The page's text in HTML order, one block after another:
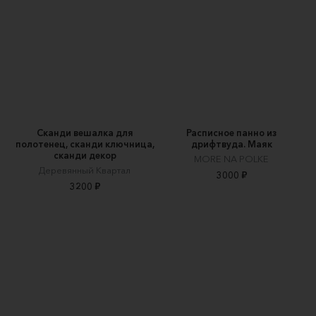
Сканди вешалка для
полотенец, сканди ключница,
сканди декор
Деревянный Квартал
3200 ₽
Расписное панно из
дрифтвуда. Маяк
MORE NA POLKE
3000 ₽